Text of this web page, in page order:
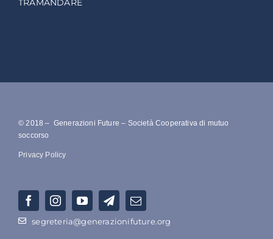
TRAMANDARE
© 2018 – Generazioni Future – Società Cooperativa di mutuo
soccorso
Privacy Policy
segreteria@generazionifuture.org